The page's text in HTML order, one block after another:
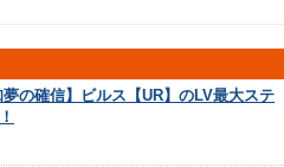
の確信】ビルス【UR】のLV最大ステ